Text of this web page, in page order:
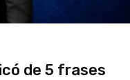
de 5 frases